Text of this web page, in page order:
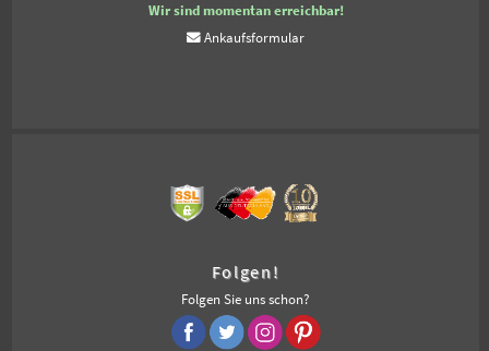
Wir sind momentan erreichbar!
Ankaufsformular
Folgen!
Folgen Sie uns schon?